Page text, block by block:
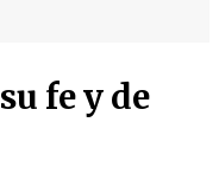
fe y de